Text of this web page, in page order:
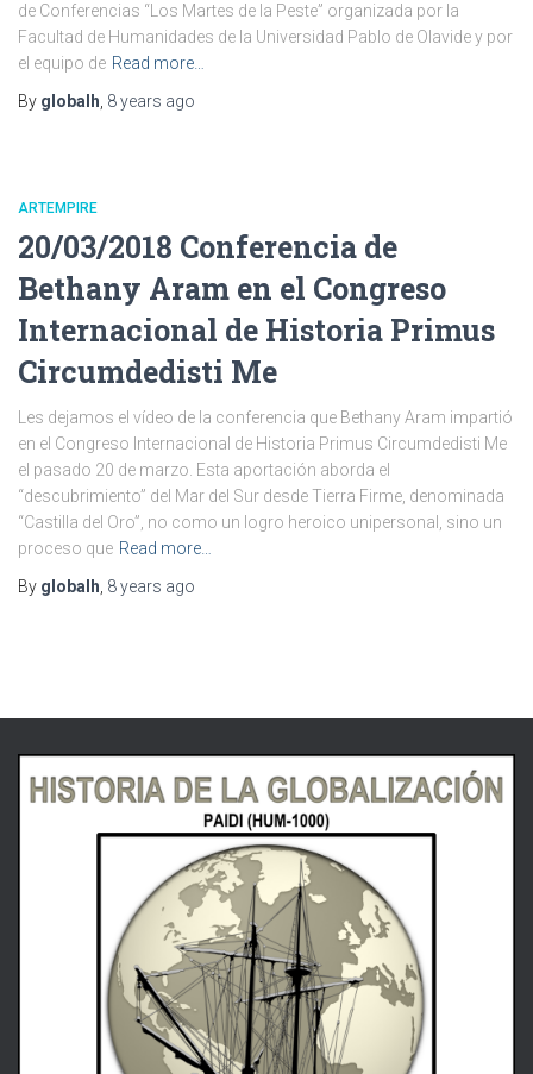
de Conferencias “Los Martes de la Peste” organizada por la
Facultad de Humanidades de la Universidad Pablo de Olavide y por
el equipo de Read more…
By globalh 8 years ago
ARTEMPIRE
20/03/2018 Conferencia de
Bethany Aram en el Congreso
Internacional de Historia Primus
Circumdedisti Me
Les dejamos el vídeo de la conferencia que Bethany Aram impartió
en el Congreso Internacional de Historia Primus Circumdedisti Me
el pasado 20 de marzo. Esta aportación aborda el
“descubrimiento” del Mar del Sur desde Tierra Firme, denominada
“Castilla del Oro”, no como un logro heroico unipersonal, sino un
proceso que Read more…
By globalh 8 years ago